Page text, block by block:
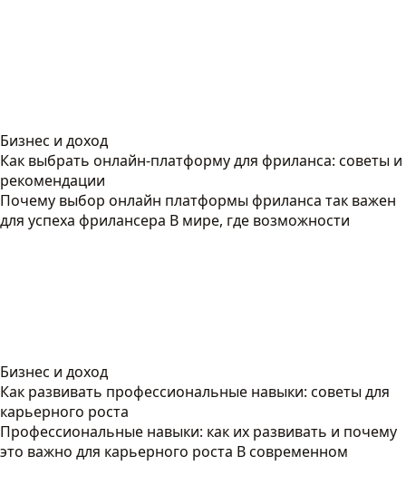
Бизнес и доход
Как выбрать онлайн-платформу для фриланса: советы и
рекомендации
Почему выбор онлайн платформы фриланса так важен
для успеха фрилансера В мире, где возможности
Бизнес и доход
Как развивать профессиональные навыки: советы для
карьерного роста
Профессиональные навыки: как их развивать и почему
это важно для карьерного роста В современном